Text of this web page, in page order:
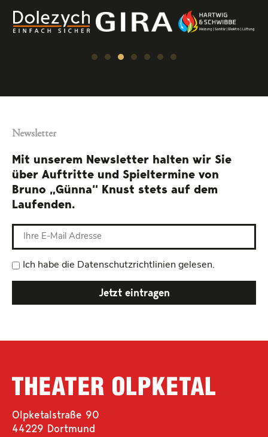
Newsletter
Mit unserem Newsletter halten wir Sie
über Auftritte und Spieltermine von
Bruno „Günna“ Knust stets auf dem
Laufenden.
Ich habe die Datenschutzrichtlinien gelesen.
Jetzt eintragen
Olpketalstraße 90
44229 Dortmund